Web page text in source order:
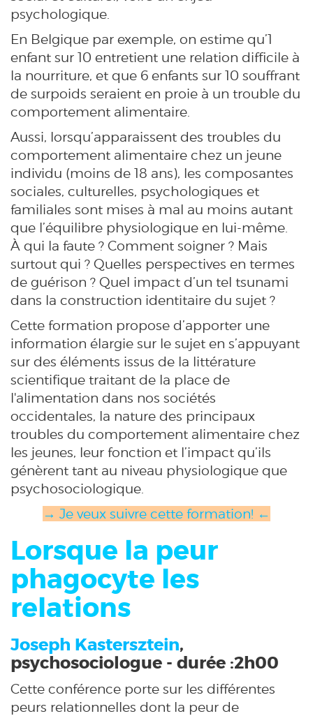
psychologique.
En Belgique par exemple, on estime qu’1
enfant sur 10 entretient une relation difficile à
la nourriture, et que 6 enfants sur 10 souffrant
de surpoids seraient en proie à un trouble du
comportement alimentaire.
Aussi, lorsqu’apparaissent des troubles du
comportement alimentaire chez un jeune
individu (moins de 18 ans), les composantes
sociales, culturelles, psychologiques et
familiales sont mises à mal au moins autant
que l’équilibre physiologique en lui-même.
À qui la faute ? Comment soigner ? Mais
surtout qui ? Quelles perspectives en termes
de guérison ? Quel impact d’un tel tsunami
dans la construction identitaire du sujet ?
Cette formation propose d’apporter une
information élargie sur le sujet en s’appuyant
sur des éléments issus de la littérature
scientifique traitant de la place de
l'alimentation dans nos sociétés
occidentales, la nature des principaux
troubles du comportement alimentaire chez
les jeunes, leur fonction et l’impact qu’ils
génèrent tant au niveau physiologique que
psychosociologique.
→ Je veux suivre cette formation! ←
Lorsque la peur
phagocyte les
relations
Joseph Kastersztein,
psychosociologue - durée :2h00
Cette conférence porte sur les différentes
peurs relationnelles dont la peur de